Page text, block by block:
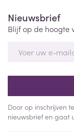
Nieuwsbrief
Blijf op de hoogte
Door op inschrijven
nieuwsbrief en gaat